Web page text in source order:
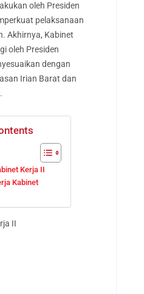
oleh Presiden
pelaksanaan
Akhirnya, Kabinet
oleh Presiden
dengan
Irian Barat dan
Kerja II
Kabinet
II